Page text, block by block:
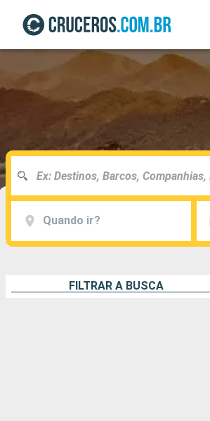
Quando ir?
FILTRAR A BUSCA